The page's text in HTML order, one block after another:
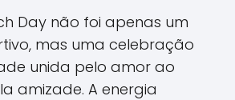
Day não foi apenas um
mas uma celebração
unida pelo amor ao
amizade. A energia